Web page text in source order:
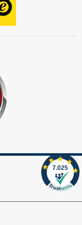
7.025